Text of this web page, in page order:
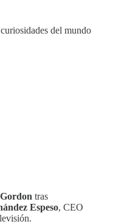
del mundo
tras
Espeso, CEO